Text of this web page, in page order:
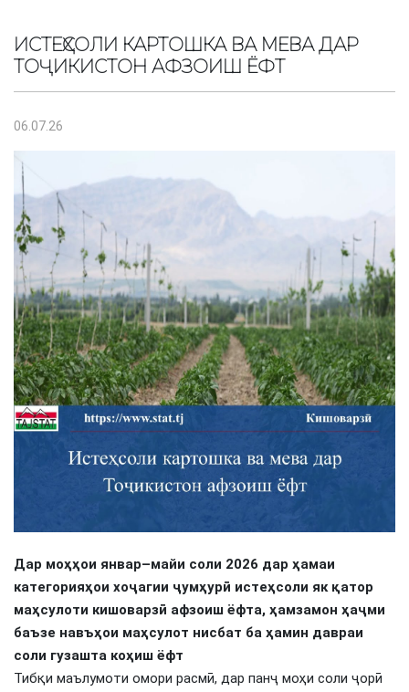
ИСТЕҲСОЛИ КАРТОШКА ВА МЕВА ДАР
ТОҶИКИСТОН АФЗОИШ ЁФТ
06.07.26
Дар моҳҳои январ–майи соли 2026 дар ҳамаи
категорияҳои хоҷагии ҷумҳурӣ истеҳсоли як қатор
маҳсулоти кишоварзӣ афзоиш ёфта, ҳамзамон ҳаҷми
баъзе навъҳои маҳсулот нисбат ба ҳамин давраи
соли гузашта коҳиш ёфт
Тибқи маълумоти омори расмӣ, дар панҷ моҳи соли ҷорӣ